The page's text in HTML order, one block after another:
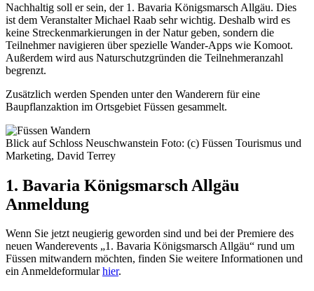
Nachhaltig soll er sein, der 1. Bavaria Königsmarsch Allgäu. Dies
ist dem Veranstalter Michael Raab sehr wichtig. Deshalb wird es
keine Streckenmarkierungen in der Natur geben, sondern die
Teilnehmer navigieren über spezielle Wander-Apps wie Komoot.
Außerdem wird aus Naturschutzgründen die Teilnehmeranzahl
begrenzt.
Zusätzlich werden Spenden unter den Wanderern für eine
Baupflanzaktion im Ortsgebiet Füssen gesammelt.
Blick auf Schloss Neuschwanstein Foto: (c) Füssen Tourismus und
Marketing, David Terrey
1. Bavaria Königsmarsch Allgäu
Anmeldung
Wenn Sie jetzt neugierig geworden sind und bei der Premiere des
neuen Wanderevents „1. Bavaria Königsmarsch Allgäu“ rund um
Füssen mitwandern möchten, finden Sie weitere Informationen und
ein Anmeldeformularhier.